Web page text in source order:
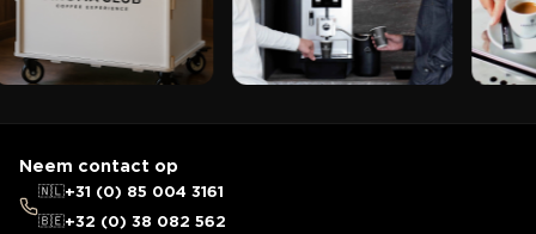
Neem contact op
🇳🇱+31 (0) 85 004 3161
🇧🇪+32 (0) 38 082 562